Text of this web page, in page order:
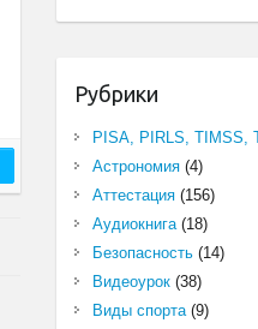
Рубрики
PISA, PIRLS, TIMSS,
Астрономия(4)
Аттестация(156)
Аудиокнига(18)
Безопасность(14)
Видеоурок(38)
Виды спорта(9)